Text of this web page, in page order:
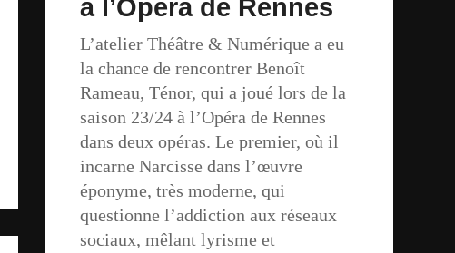
à l’Opéra de Rennes
L’atelier Théâtre & Numérique a eu
la chance de rencontrer Benoît
Rameau, Ténor, qui a joué lors de la
saison 23/24 à l’Opéra de Rennes
dans deux opéras. Le premier, où il
incarne Narcisse dans l’œuvre
éponyme, très moderne, qui
questionne l’addiction aux réseaux
sociaux, mêlant lyrisme et